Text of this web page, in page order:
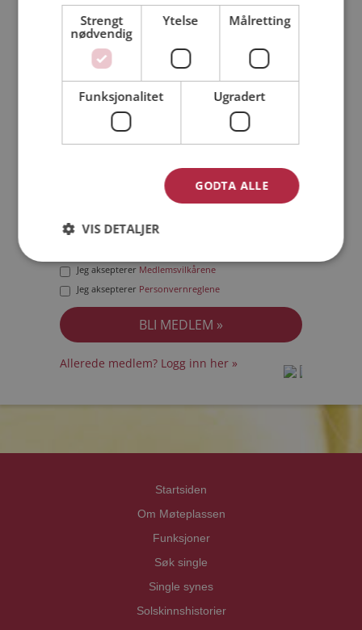
Bli medlem gratis!
Jeg er en: Mann Kvinne
Min alder:
Jeg aksepterer Medlemsvilkårene
Jeg aksepterer Personvernreglene
Allerede medlem? Logg inn her »
Startsiden
Om Møteplassen
Funksjoner
Søk single
Single synes
Solskinnshistorier
Strengt
nødvendig
Ytelse Målretting
Funksjonalitet Ugradert
GODTA ALLE
VIS DETALJER